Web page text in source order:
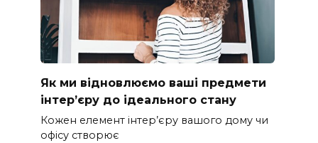
Як ми відновлюємо ваші предмети
інтер’єру до ідеального стану
Кожен елемент інтер’єру вашого дому чи
офісу створює